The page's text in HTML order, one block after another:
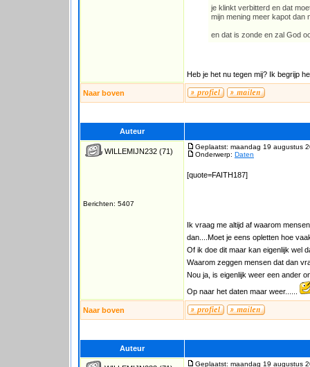
je klinkt verbitterd en dat
mijn mening meer kapot dan
en dat is zonde en zal God
Heb je het nu tegen mij? Ik begrijp
Naar boven
Auteur
WILLEMIJN232 (71)
Berichten: 5407
Geplaatst: maandag 19 augustus
Onderwerp: Daten
[quote=FAITH187]
Ik vraag me altijd af waarom
dan....Moet je eens opletten hoe
Of ik doe dit maar kan eigenlijk wel
Waarom zeggen mensen dat dan
Nou ja, is eigenlijk weer een ander
Op naar het daten maar weer......
Naar boven
Auteur
Geplaatst: maandag 19 augustus